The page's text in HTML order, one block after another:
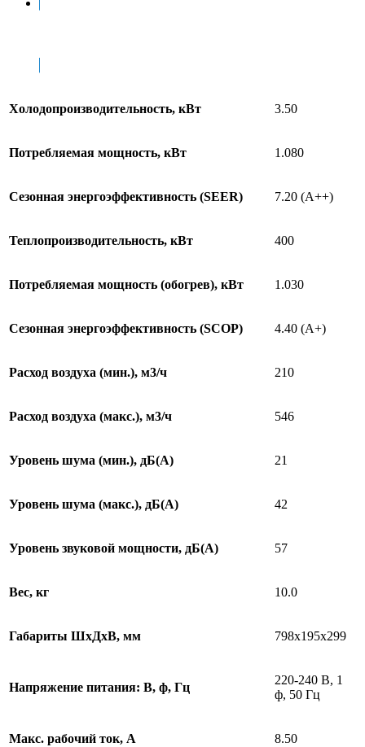
Холодопроизводительность, кВт 3.50
Потребляемая мощность, кВт 1.080
Сезонная энергоэффективность (SEER) 7.20 (A++)
Теплопроизводительность, кВт 400
Потребляемая мощность (обогрев), кВт 1.030
Сезонная энергоэффективность (SCOP) 4.40 (A+)
Расход воздуха (мин.), м3/ч 210
Расход воздуха (макс.), м3/ч 546
Уровень шума (мин.), дБ(А) 21
Уровень шума (макс.), дБ(А) 42
Уровень звуковой мощности, дБ(А) 57
Вес, кг 10.0
Габариты ШхДхВ, мм 798х195х299
Напряжение питания: В, ф, Гц
220-240 В, 1
ф, 50 Гц
Макс. рабочий ток, А 8.50